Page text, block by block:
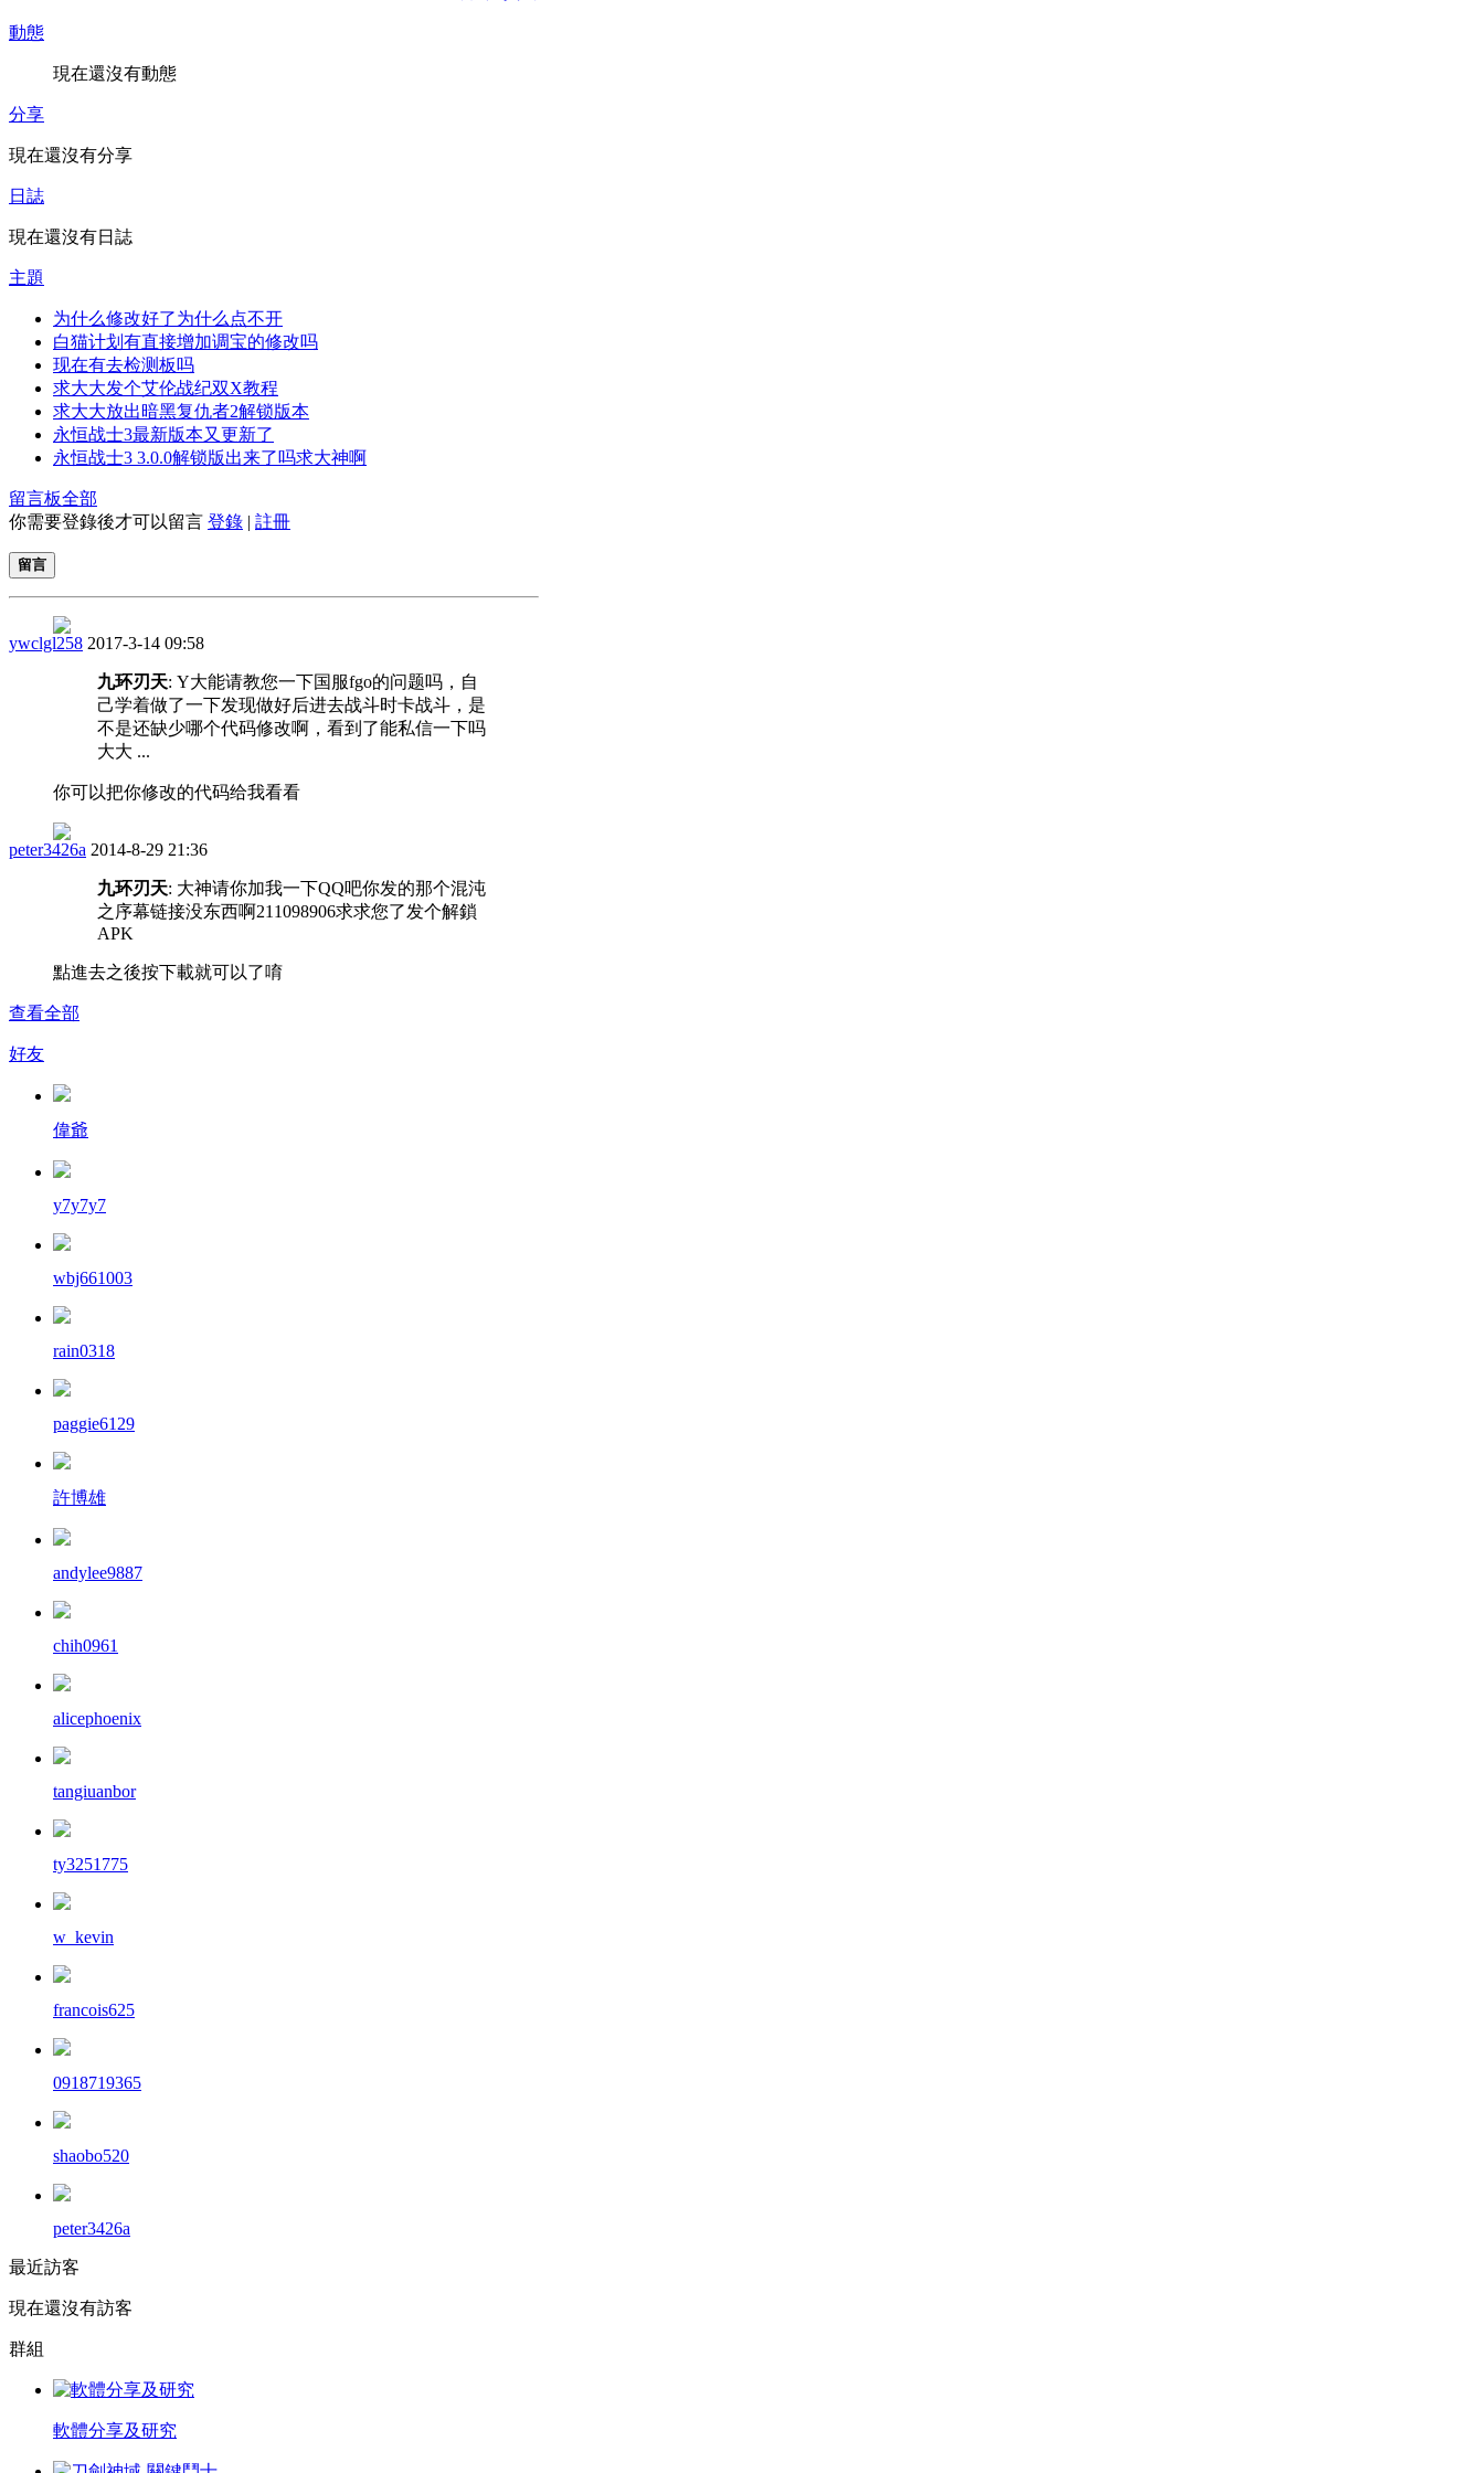
動態
現在還沒有動態
分享
現在還沒有分享
日誌
現在還沒有日誌
主題
为什么修改好了为什么点不开
白猫计划有直接增加调宝的修改吗
现在有去检测板吗
求大大发个艾伦战纪双X教程
求大大放出暗黑复仇者2解锁版本
永恒战士3最新版本又更新了
永恒战士3 3.0.0解锁版出来了吗求大神啊
留言板全部
你需要登錄後才可以留言 登錄 | 註冊
留言
ywclgl258 2017-3-14 09:58
九环刃天: Y大能请教您一下国服fgo的问题吗，自
己学着做了一下发现做好后进去战斗时卡战斗，是
不是还缺少哪个代码修改啊，看到了能私信一下吗
大大 ...
你可以把你修改的代码给我看看
peter3426a 2014-8-29 21:36
九环刃天: 大神请你加我一下QQ吧你发的那个混沌
之序幕链接没东西啊211098906求求您了发个解鎖
APK
點進去之後按下載就可以了唷
查看全部
好友
偉爺
y7y7y7
wbj661003
rain0318
paggie6129
許博雄
andylee9887
chih0961
alicephoenix
tangiuanbor
ty3251775
w_kevin
francois625
0918719365
shaobo520
peter3426a
最近訪客
現在還沒有訪客
群組
軟體分享及研究